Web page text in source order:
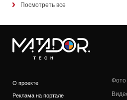
Посмотреть все
TECH
О проекте
Реклама на портале
Фото